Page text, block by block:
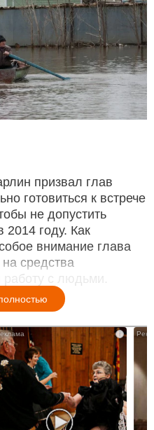
призвал глав
готовиться к встрече
не допустить
2014 году. Как
внимание глава
средства
с людьми.